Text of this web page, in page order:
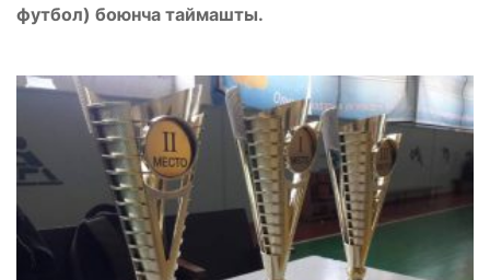
футбол) боюнча таймашты.